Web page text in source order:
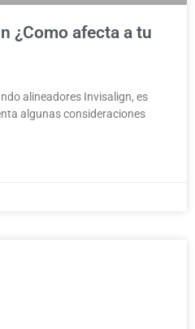
¿Como afecta a tu
alineadores Invisalign, es
algunas consideraciones